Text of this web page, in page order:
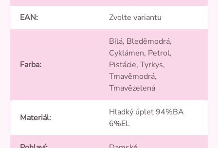
EAN: Zvolte variantu
Farba:
Bílá, Bleděmodrá,
Cyklámen, Petrol,
Pistácie, Tyrkys,
Tmavěmodrá,
Tmavězelená
Materiál:
Hladký úplet 94%BA
6%EL